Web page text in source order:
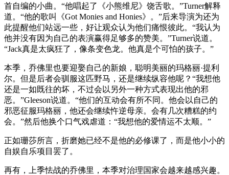
首自编的小曲。“他唱起了《小熊维尼》饶舌歌。”Turner解释
道。“他的歌叫《Got Monies and Honies》。”后来导演为还为
此提醒他们站远一些，好让观众认为他们痛恨彼此。“我认为
他并没有因为自己的表演赢得足够多的赞美。”Turner说道。
“Jack真是太疯狂了，像条变色龙。他真是个可怕的孩子。”
本季，乔佛里也要迎娶自己的新娘，聪明美丽的玛格丽·提利
尔。但是后者会驯服这匹野马，还是继续纵容他呢？“我想他
还是一如既往的坏，不过会以另外一种方式表现出他的邪
恶。”Gleeson说道。“他们的互动会有所不同。他会以自己的
邪恶征服玛格丽，他还会继续忤逆母亲。会有几次糟糕的约
会。”然后他换个口气戏虐道：“我想他的爱情运不太顺。”
正如珊莎所言，折磨她已经不是他的必修课了，而是他小小的
自娱自乐项目罢了。
再有，上季怯战的乔佛里，本季对治理国家会越来越感兴趣。